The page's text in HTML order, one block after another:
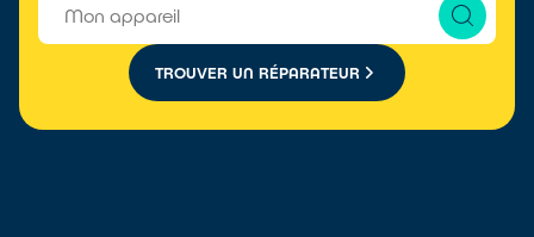
TROUVER UN RÉPARATEUR